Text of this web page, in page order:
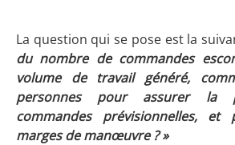
La question qui se pose est la
du nombre de commandes
volume de travail généré,
personnes pour assurer la
commandes prévisionnelles, et
marges de manœuvre ? »